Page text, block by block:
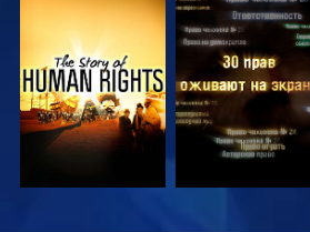
СМОТРЕТЬ СМОТРЕТЬ